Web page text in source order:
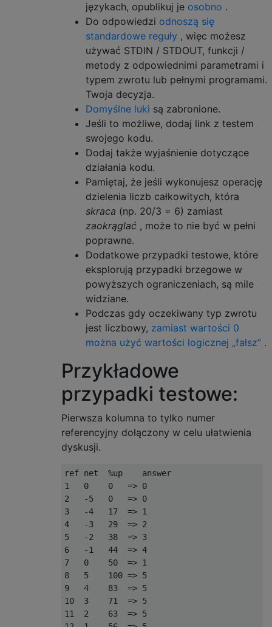
językach, opublikuj je osobno .
Do odpowiedzi odnoszą się
standardowe reguły , więc możesz
używać STDIN / STDOUT, funkcji /
metody z odpowiednimi parametrami i
typem zwrotu lub pełnymi programami.
Twoja decyzja.
Domyślne luki są zabronione.
Jeśli to możliwe, dodaj link z testem
swojego kodu.
Dodaj także wyjaśnienie dotyczące
działania kodu.
Pamiętaj, że jeśli wykonujesz operację
dzielenia liczb całkowitych, która
skraca (np. 20/3 = 6) zamiast
zaokrąglać , może to nie być w pełni
poprawne.
Dodatkowe przypadki testowe, które
eksplorują przypadki brzegowe w
powyższych ograniczeniach, są mile
widziane.
Podczas gdy oczekiwany typ zwrotu
jest liczbowy, zamiast wartości 0
można użyć wartości logicznej „fałsz” .
Przykładowe
przypadki testowe:
Pierwsza kolumna to tylko numer
referencyjny dołączony w celu ułatwienia
dyskusji.
ref net  %up    answer
1   0    0   => 0
2   -5   0   => 0
3   -4   17  => 1
4   -3   29  => 2
5   -2   38  => 3
6   -1   44  => 4
7   0    50  => 1
8   5    100 => 5
9   4    83  => 5
10  3    71  => 5
11  2    63  => 5